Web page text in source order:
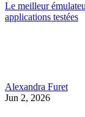
Le meilleur
applications testées
Alexandra Furet
Jun 2, 2026